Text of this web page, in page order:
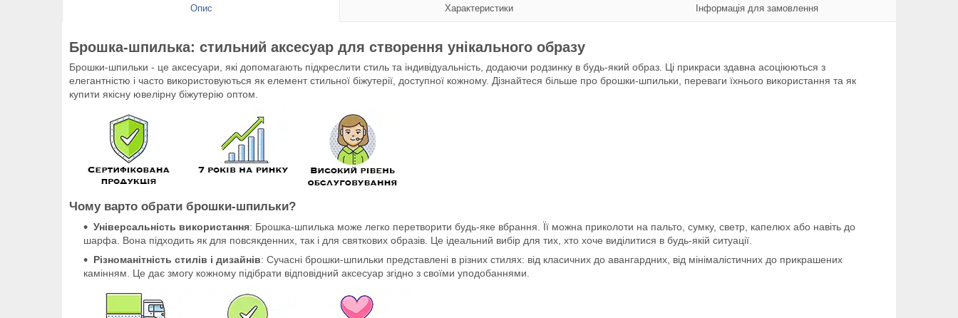
Опис Характеристики Інформація для замовлення
Брошка-шпилька: стильний аксесуар для створення унікального образу
Брошки-шпильки - це аксесуари, які допомагають підкреслити стиль та індивідуальність, додаючи родзинку в будь-який образ. Ці прикраси здавна асоціюються з
елегантністю і часто використовуються як елемент стильної біжутерії, доступної кожному. Дізнайтеся більше про брошки-шпильки, переваги їхнього використання та як
купити якісну ювелірну біжутерію оптом.
Чому варто обрати брошки-шпильки?
Універсальність використання: Брошка-шпилька може легко перетворити будь-яке вбрання. Її можна приколоти на пальто, сумку, светр, капелюх або навіть до
шарфа. Вона підходить як для повсякденних, так і для святкових образів. Це ідеальний вибір для тих, хто хоче виділитися в будь-якій ситуації.
Різноманітність стилів і дизайнів: Сучасні брошки-шпильки представлені в різних стилях: від класичних до авангардних, від мінімалістичних до прикрашених
камінням. Це дає змогу кожному підібрати відповідний аксесуар згідно з своїми уподобаннями.